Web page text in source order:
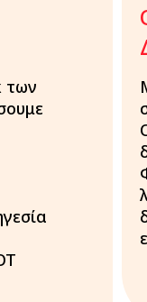
των